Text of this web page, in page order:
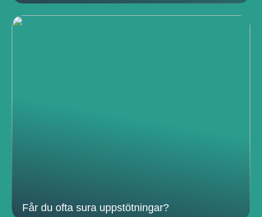
Får du ofta sura uppstötningar?